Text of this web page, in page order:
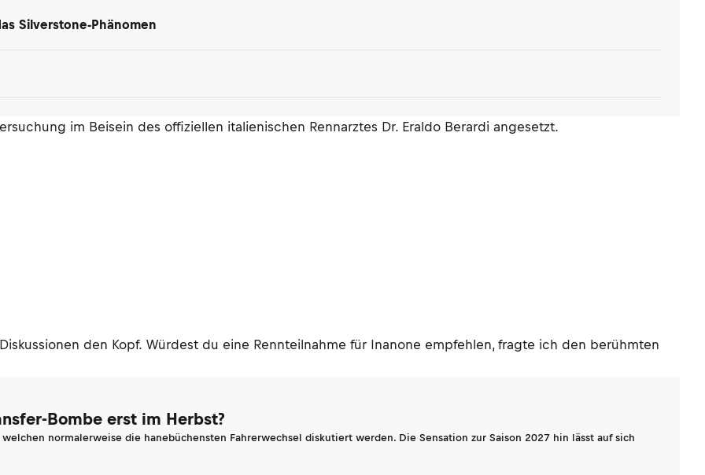
Silverstone-Phänomen
im Beisein des offiziellen italienischen Rennarztes Dr. Eraldo Berardi angesetzt.
den Kopf. Würdest du eine Rennteilnahme für Inanone empfehlen, fragte ich den berühmten
Bombe erst im Herbst?
normalerweise die hanebüchensten Fahrerwechsel diskutiert werden. Die Sensation zur Saison 2027 hin lässt auf sich